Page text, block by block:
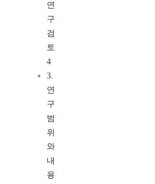
연
구
검
토
4
3.
연
구
범
위
와
내
용